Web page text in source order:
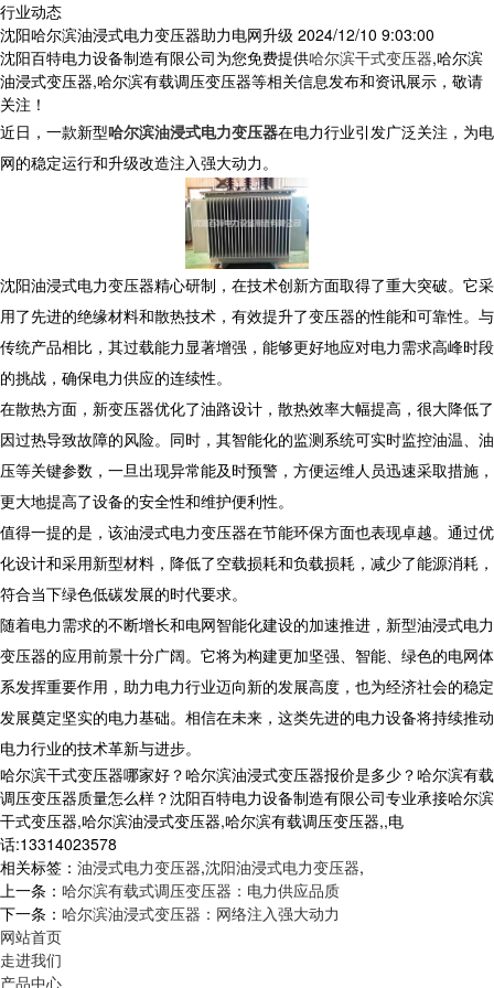
行业动态
沈阳哈尔滨油浸式电力变压器助力电网升级 2024/12/10 9:03:00
沈阳百特电力设备制造有限公司为您免费提供哈尔滨干式变压器,哈尔滨
油浸式变压器,哈尔滨有载调压变压器等相关信息发布和资讯展示，敬请
关注！
近日，一款新型哈尔滨油浸式电力变压器在电力行业引发广泛关注，为电
网的稳定运行和升级改造注入强大动力。
沈阳油浸式电力变压器精心研制，在技术创新方面取得了重大突破。它采
用了先进的绝缘材料和散热技术，有效提升了变压器的性能和可靠性。与
传统产品相比，其过载能力显著增强，能够更好地应对电力需求高峰时段
的挑战，确保电力供应的连续性。
在散热方面，新变压器优化了油路设计，散热效率大幅提高，很大降低了
因过热导致故障的风险。同时，其智能化的监测系统可实时监控油温、油
压等关键参数，一旦出现异常能及时预警，方便运维人员迅速采取措施，
更大地提高了设备的安全性和维护便利性。
值得一提的是，该油浸式电力变压器在节能环保方面也表现卓越。通过优
化设计和采用新型材料，降低了空载损耗和负载损耗，减少了能源消耗，
符合当下绿色低碳发展的时代要求。
随着电力需求的不断增长和电网智能化建设的加速推进，新型油浸式电力
变压器的应用前景十分广阔。它将为构建更加坚强、智能、绿色的电网体
系发挥重要作用，助力电力行业迈向新的发展高度，也为经济社会的稳定
发展奠定坚实的电力基础。相信在未来，这类先进的电力设备将持续推动
电力行业的技术革新与进步。
哈尔滨干式变压器哪家好？哈尔滨油浸式变压器报价是多少？哈尔滨有载
调压变压器质量怎么样？沈阳百特电力设备制造有限公司专业承接哈尔滨
干式变压器,哈尔滨油浸式变压器,哈尔滨有载调压变压器,,电
话:13314023578
相关标签： 油浸式电力变压器,沈阳油浸式电力变压器,
上一条： 哈尔滨有载式调压变压器：电力供应品质
下一条： 哈尔滨油浸式变压器：网络注入强大动力
网站首页
走进我们
产品中心